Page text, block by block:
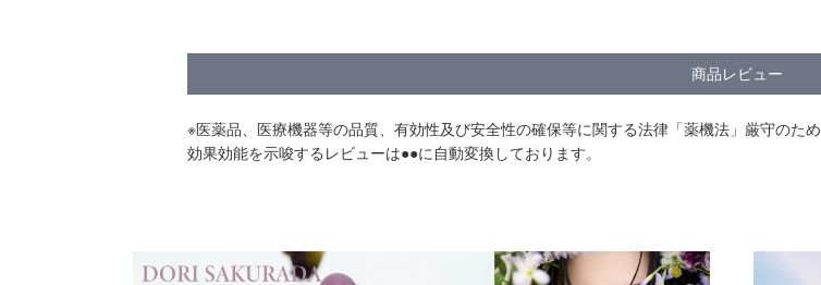
商品レビュー
※医薬品、医療機器等の品質、有効性及び安全性の確保等に関する法律「薬機法」厳守のため
効果効能を示唆するレビューは●●に自動変換しております。